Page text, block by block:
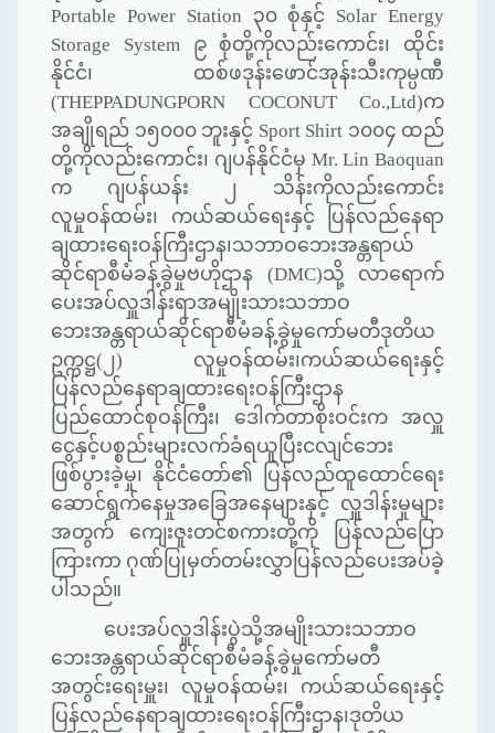
Portable Power Station ၃၀ စုံနှင့် Solar Energy
Storage System ၉ စုံတို့ကိုလည်းကောင်း၊ ထိုင်း
နိုင်ငံ၊ ထစ်ဖဒုန်းဖောင်အုန်းသီးကုမ္ပဏီ
(THEPPADUNGPORN COCONUT Co.,Ltd)က
အချိုရည် ၁၅၀၀၀ ဘူးနှင့် Sport Shirt ၁၀၀၄ ထည်
တို့ကိုလည်းကောင်း၊ ဂျပန်နိုင်ငံမှ Mr. Lin Baoquan
က ဂျပန်ယန်း ၂ သိန်းကိုလည်းကောင်း
လူမှုဝန်ထမ်း၊ ကယ်ဆယ်ရေးနှင့် ပြန်လည်နေရာ
ချထားရေးဝန်ကြီးဌာန၊သဘာဝဘေးအန္တရာယ်
ဆိုင်ရာစီမံခန့်ခွဲမှုဗဟိုဌာန (DMC)သို့ လာရောက်
ပေးအပ်လှူဒါန်းရာအမျိုးသားသဘာဝ
ဘေးအန္တရာယ်ဆိုင်ရာစီမံခန့်ခွဲမှုကော်မတီဒုတိယ
ဥက္ကဋ္ဌ(၂) လူမှုဝန်ထမ်း၊ကယ်ဆယ်ရေးနှင့်
ပြန်လည်နေရာချထားရေးဝန်ကြီးဌာန
ပြည်ထောင်စုဝန်ကြီး၊ ဒေါက်တာစိုးဝင်းက အလှူ
ငွေနှင့်ပစ္စည်းများလက်ခံရယူပြီးငလျင်ဘေး
ဖြစ်ပွားခဲ့မှု၊ နိုင်ငံတော်၏ ပြန်လည်ထူထောင်ရေး
ဆောင်ရွက်နေမှုအခြေအနေများနှင့် လှူဒါန်းမှုများ
အတွက် ကျေးဇူးတင်စကားတို့ကို ပြန်လည်ပြော
ကြားကာ ဂုဏ်ပြုမှတ်တမ်းလွှာပြန်လည်ပေးအပ်ခဲ့
ပါသည်။
ပေးအပ်လှူဒါန်းပွဲသို့အမျိုးသားသဘာဝ
ဘေးအန္တရာယ်ဆိုင်ရာစီမံခန့်ခွဲမှုကော်မတီ
အတွင်းရေးမှူး၊ လူမှုဝန်ထမ်း၊ ကယ်ဆယ်ရေးနှင့်
ပြန်လည်နေရာချထားရေးဝန်ကြီးဌာန၊ဒုတိယ